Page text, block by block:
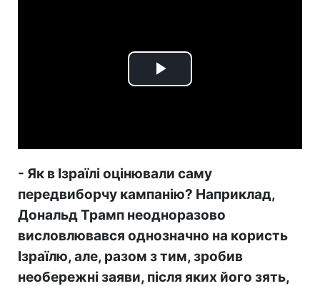
Play
- Як в Ізраїлі оцінювали саму
передвиборчу кампанію? Наприклад,
Дональд Трамп неодноразово
висловлювався однозначно на користь
Ізраїлю, але, разом з тим, зробив
необережні заяви, після яких його зять,